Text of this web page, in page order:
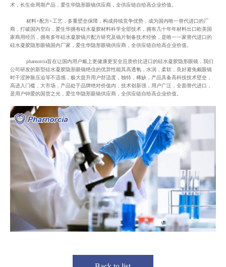
术，长生命周期产品，爱生华隐形眼镜供应商，全供应链自给高企业价值。
材料+配方+工艺，多重壁垒保障，构成持续竞争优势，成为国内唯一替代进口的厂
商，打破国内空白，爱生华拥有硅水凝胶材料科学全部技术，拥有几十年年材料出口欧美国
家商用经历，拥有多年硅水凝胶镜片配方研究及镜片制备技术经验，是唯一一家替代进口的
硅水凝胶隐形眼镜国内厂家，爱生华隐形眼镜供应商，全供应链自给高企业价值。
pharnorcia旨在让国内用户戴上更健康更安全且质价比进口的硅水凝胶隐形眼镜，我们
公司研发的新型硅水凝胶隐形眼镜绝佳的优异性能其高透氧，水润，柔软，良好避免戴眼镜
时干涩肿胀压迫等不适感，极大提升用户舒适度，独特，稀缺，产品具备高科技技术壁垒，
高进入门槛，大市场，产品处于品牌绝对价值内，技术创新强，用户广泛，全面替代进口，
是用户钟爱的国货之光，爱生华隐形眼镜供应商，全供应链自给高企业价值。